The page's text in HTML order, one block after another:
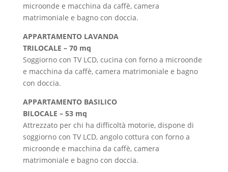
microonde e macchina da caffè, camera
matrimoniale e bagno con doccia.
APPARTAMENTO LAVANDA
TRILOCALE – 70 mq
Soggiorno con TV LCD, cucina con forno a microonde
e macchina da caffè, camera matrimoniale e bagno
con doccia.
APPARTAMENTO BASILICO
BILOCALE – 53 mq
Attrezzato per chi ha difficoltà motorie, dispone di
soggiorno con TV LCD, angolo cottura con forno a
microonde e macchina da caffè, camera
matrimoniale e bagno con doccia.